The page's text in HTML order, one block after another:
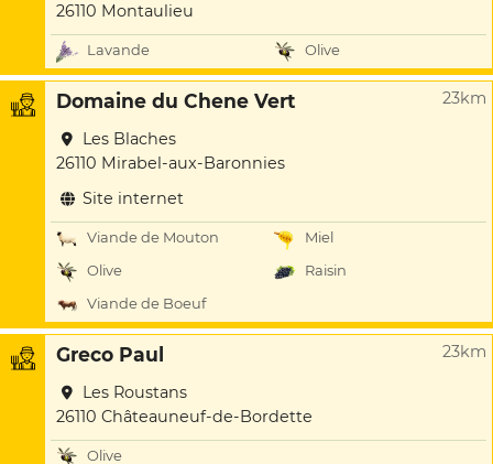
26110 Montaulieu
Lavande Olive
Domaine du Chene Vert 23km
Les Blaches
26110 Mirabel-aux-Baronnies
Site internet
Viande de Mouton
Miel
Olive
Raisin
Viande de Boeuf
Greco Paul 23km
Les Roustans
26110 Châteauneuf-de-Bordette
Olive